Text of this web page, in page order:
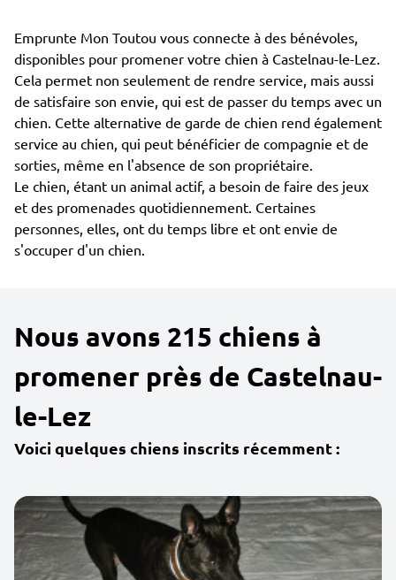
Emprunte Mon Toutou vous connecte à des bénévoles,
disponibles pour promener votre chien à Castelnau-le-Lez.
Cela permet non seulement de rendre service, mais aussi
de satisfaire son envie, qui est de passer du temps avec un
chien. Cette alternative de garde de chien rend également
service au chien, qui peut bénéficier de compagnie et de
sorties, même en l'absence de son propriétaire.
Le chien, étant un animal actif, a besoin de faire des jeux
et des promenades quotidiennement. Certaines
personnes, elles, ont du temps libre et ont envie de
s'occuper d'un chien.
Nous avons 215 chiens à
promener près de Castelnau-
le-Lez
Voici quelques chiens inscrits récemment :